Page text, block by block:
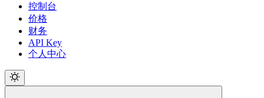
控制台
价格
财务
API Key
个人中心